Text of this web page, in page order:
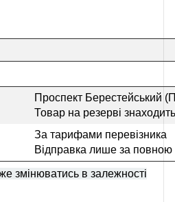
Проспект Берестейський
Товар на резерві
За тарифами перевізника
Відправка лише за
змінюватись в залежності